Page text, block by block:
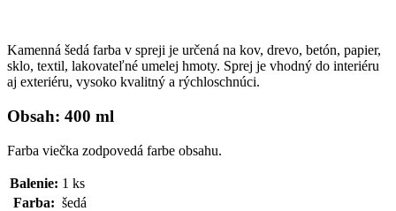
Kamenná šedá farba v spreji je určená na kov, drevo, betón, papier,
sklo, textil, lakovateľné umelej hmoty. Sprej je vhodný do interiéru
aj exteriéru, vysoko kvalitný a rýchloschnúci.
Obsah: 400 ml
Farba viečka zodpovedá farbe obsahu.
Balenie: 1 ks
Farba: šedá